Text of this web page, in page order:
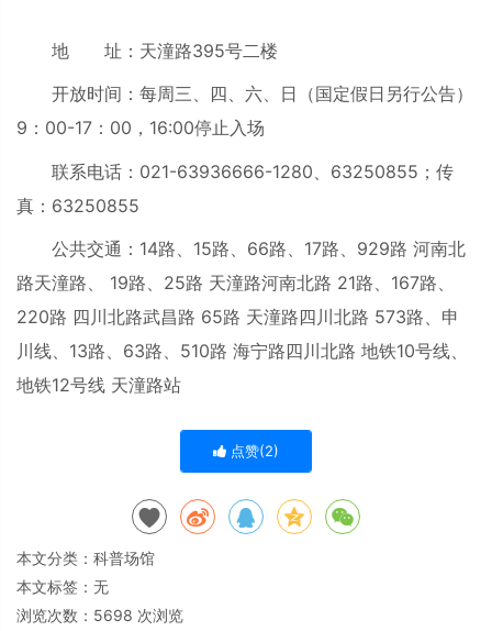
地 址：天潼路395号二楼
开放时间：每周三、四、六、日（国定假日另行公告）
9：00-17：00，16:00停止入场
联系电话：021-63936666-1280、63250855；传
真：63250855
公共交通：14路、15路、66路、17路、929路 河南北
路天潼路、 19路、25路 天潼路河南北路 21路、167路、
220路 四川北路武昌路 65路 天潼路四川北路 573路、申
川线、13路、63路、510路 海宁路四川北路 地铁10号线、
地铁12号线 天潼路站
点赞(2)
本文分类： 科普场馆
本文标签：无
浏览次数： 5698 次浏览